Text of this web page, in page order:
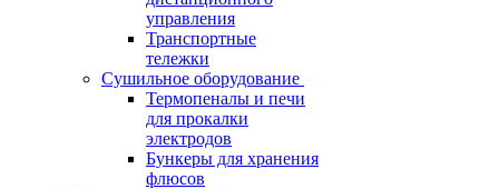
управления
Транспортные
тележки
Сушильное оборудование
Термопеналы и печи
для прокалки
электродов
Бункеры для хранения
флюсов